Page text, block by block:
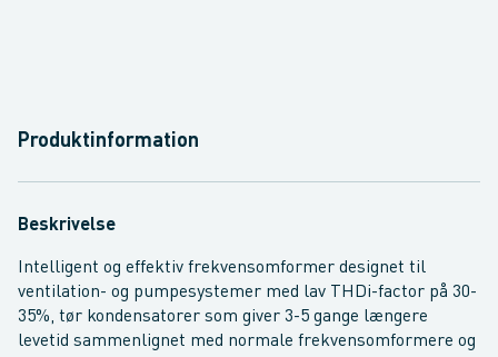
Produktinformation
Beskrivelse
Intelligent og effektiv frekvensomformer designet til
ventilation- og pumpesystemer med lav THDi-factor på 30-
35%, tør kondensatorer som giver 3-5 gange længere
levetid sammenlignet med normale frekvensomformere og